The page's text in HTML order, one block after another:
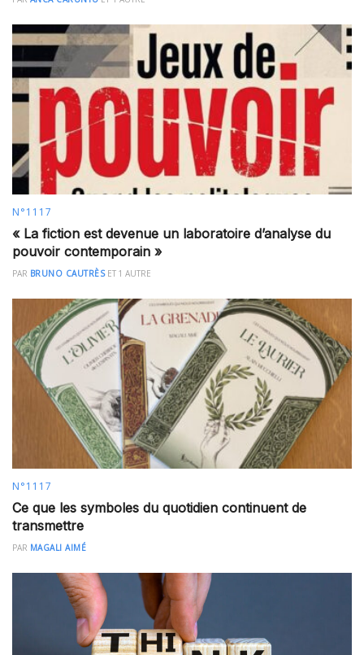
N°1117
« La fiction est devenue un laboratoire d’analyse du
pouvoir contemporain »
PAR BRUNO CAUTRÈS ET 1 AUTRE
N°1117
Ce que les symboles du quotidien continuent de
transmettre
PAR MAGALI AIMÉ